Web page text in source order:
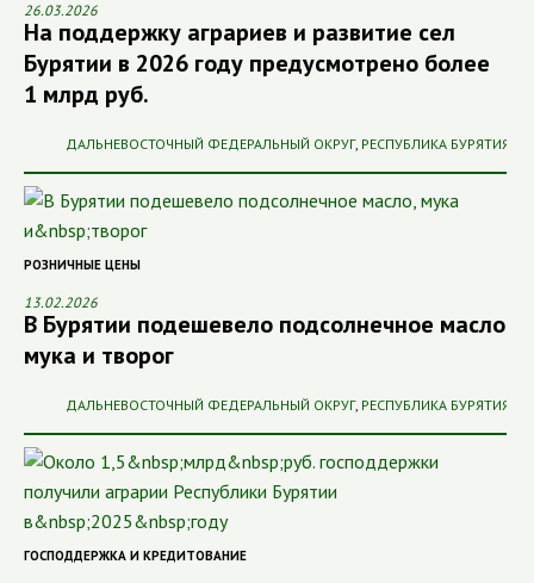
26.03.2026
На поддержку аграриев и развитие сел
Бурятии в 2026 году предусмотрено более
1 млрд руб.
ДАЛЬНЕВОСТОЧНЫЙ ФЕДЕРАЛЬНЫЙ ОКРУГ, РЕСПУБЛИКА БУРЯТИЯ
РОЗНИЧНЫЕ ЦЕНЫ
13.02.2026
В Бурятии подешевело подсолнечное масло,
мука и творог
ДАЛЬНЕВОСТОЧНЫЙ ФЕДЕРАЛЬНЫЙ ОКРУГ, РЕСПУБЛИКА БУРЯТИЯ
ГОСПОДДЕРЖКА И КРЕДИТОВАНИЕ